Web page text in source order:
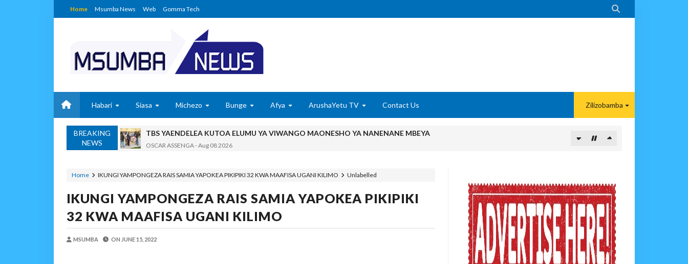
Home Msumba News Web Gomma Tech 
Habari Siasa Michezo Bunge Afya ArushaYetu TV Contact Us Zilizobamba
BREAKING
NEWS
TBS YAENDELEA KUTOA ELUMU YA VIWANGO MAONESHO YA NANENANE MBEYA
OSCAR ASSENGA-Aug 08 2026
Nilishikilia Cheo Kile Kile Kwa Miaka Kumi, Mpaka Nyota Yangu Ya Uongozi Iliposafishwa Na Kunipa Usimamizi
Zawadi-Aug 08 2026
Zawadi -Aug 08 2026
Home Unlabelled
IKUNGI YAMPONGEZA RAIS SAMIA YAPOKEA PIKIPIKI 32 KWA MAAFISA UGANI KILIMO
IKUNGI YAMPONGEZA RAIS SAMIA YAPOKEA PIKIPIKI
32 KWA MAAFISA UGANI KILIMO
MSUMBA ON JUNE 15, 2022